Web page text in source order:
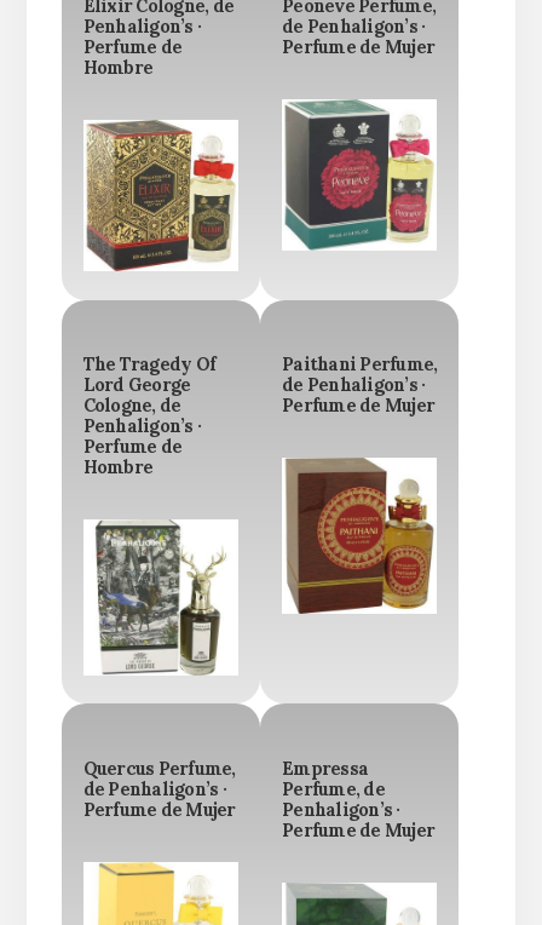
Elixir Cologne, de
Penhaligon’s ·
Perfume de
Hombre
Peoneve Perfume,
de Penhaligon’s ·
Perfume de Mujer
The Tragedy Of
Lord George
Cologne, de
Penhaligon’s ·
Perfume de
Hombre
Paithani Perfume,
de Penhaligon’s ·
Perfume de Mujer
Quercus Perfume,
de Penhaligon’s ·
Perfume de Mujer
Empressa
Perfume, de
Penhaligon’s ·
Perfume de Mujer